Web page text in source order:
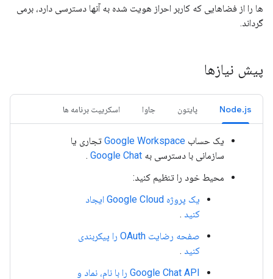
ها را از فضاهایی که کاربر احراز هویت شده به آنها دسترسی دارد، برمی
گرداند.
پیش نیازها
Node.js پایتون جاوا اسکریپت برنامه ها
یک حساب Google Workspace تجاری یا
سازمانی با دسترسی به Google Chat
.
محیط خود را تنظیم کنید:
یک پروژه Google Cloud ایجاد
کنید .
صفحه رضایت OAuth را پیکربندی
کنید .
Google Chat API را با نام، نماد و